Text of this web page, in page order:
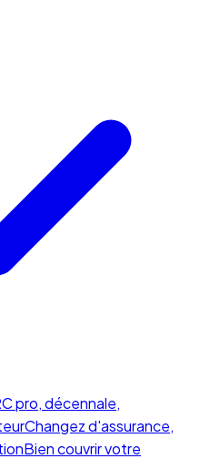
pro, décennale,
Changez d'assurance,
Bien couvrir votre